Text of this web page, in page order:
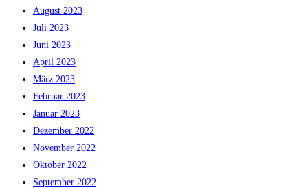
August 2023
Juli 2023
Juni 2023
April 2023
März 2023
Februar 2023
Januar 2023
Dezember 2022
November 2022
Oktober 2022
September 2022